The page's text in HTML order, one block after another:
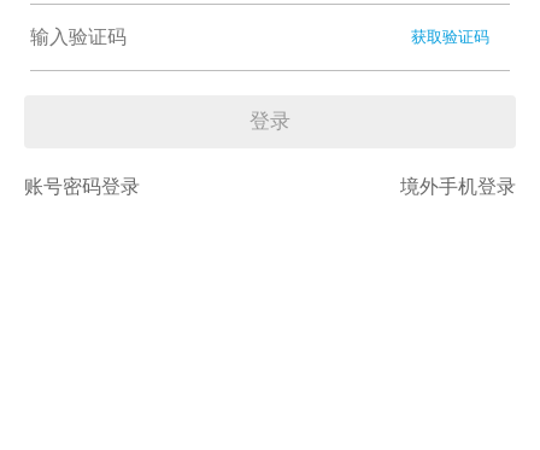
获取验证码
登录
账号密码登录 境外手机登录